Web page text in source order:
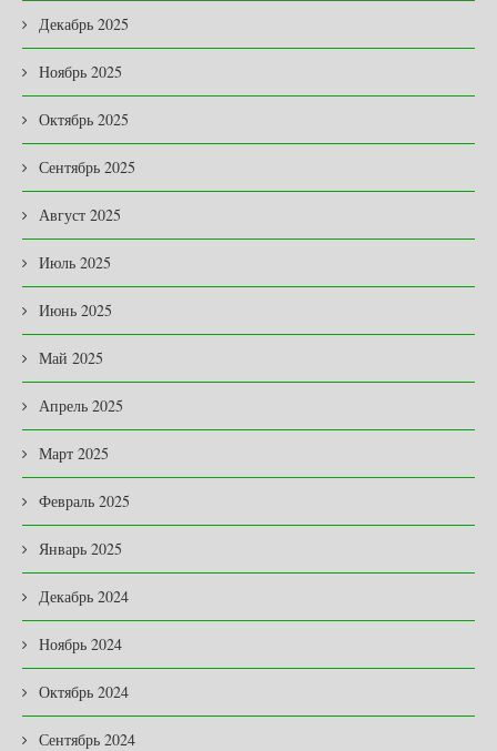
Декабрь 2025
Ноябрь 2025
Октябрь 2025
Сентябрь 2025
Август 2025
Июль 2025
Июнь 2025
Май 2025
Апрель 2025
Март 2025
Февраль 2025
Январь 2025
Декабрь 2024
Ноябрь 2024
Октябрь 2024
Сентябрь 2024